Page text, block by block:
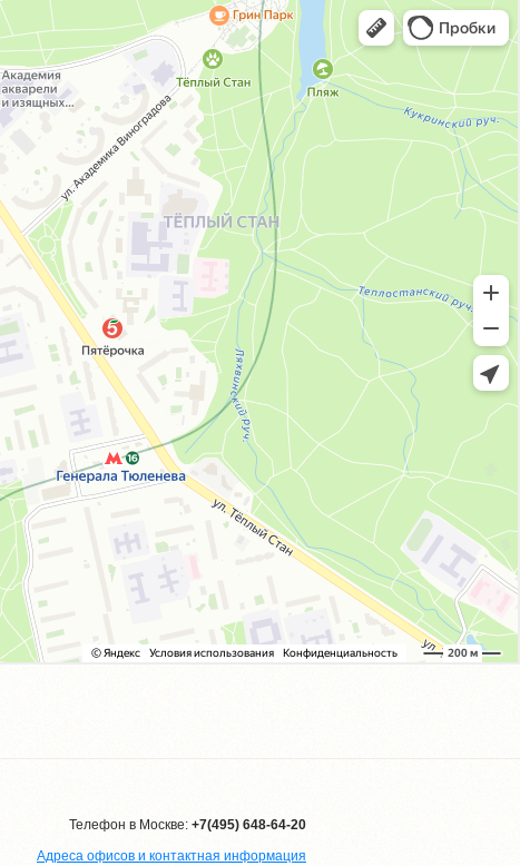
Телефон в Москве: +7(495) 648-64-20
Адреса офисов и контактная информация